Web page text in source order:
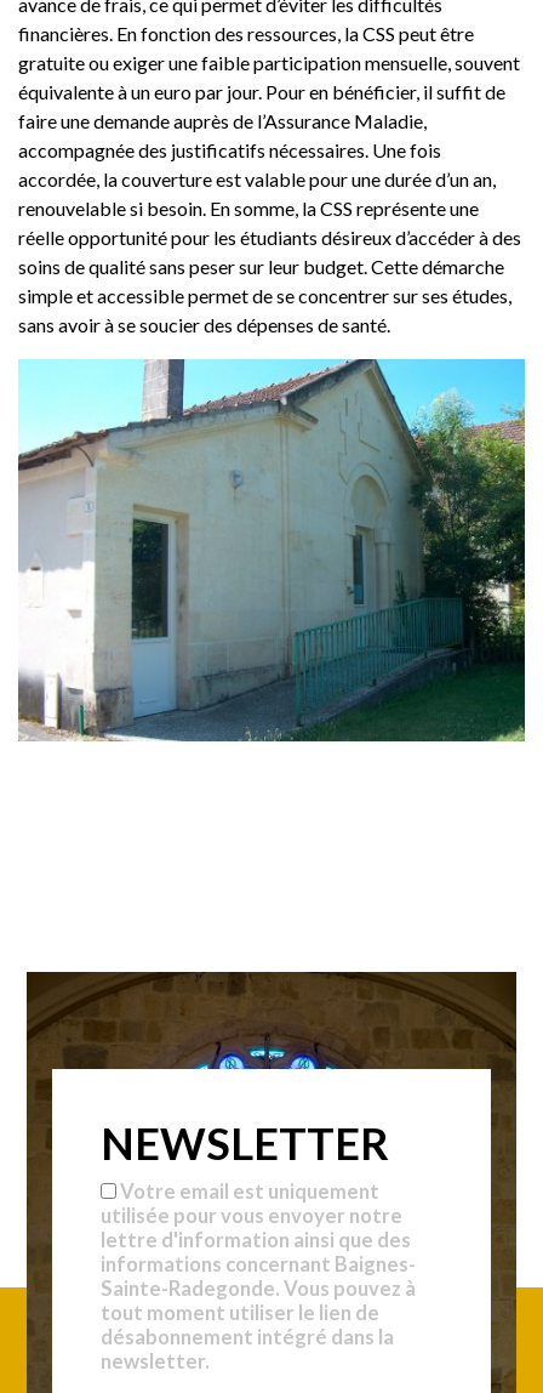
financières. En fonction des ressources, la CSS peut être
gratuite ou exiger une faible participation mensuelle, souvent
équivalente à un euro par jour. Pour en bénéficier, il suffit de
faire une demande auprès de l’Assurance Maladie,
accompagnée des justificatifs nécessaires. Une fois
accordée, la couverture est valable pour une durée d’un an,
renouvelable si besoin. En somme, la CSS représente une
réelle opportunité pour les étudiants désireux d’accéder à des
soins de qualité sans peser sur leur budget. Cette démarche
simple et accessible permet de se concentrer sur ses études,
sans avoir à se soucier des dépenses de santé.
NEWSLETTER
Votre email est uniquement
utilisée pour vous envoyer notre
lettre d'information ainsi que des
informations concernant Baignes-
Sainte-Radegonde. Vous pouvez à
tout moment utiliser le lien de
désabonnement intégré dans la
newsletter.